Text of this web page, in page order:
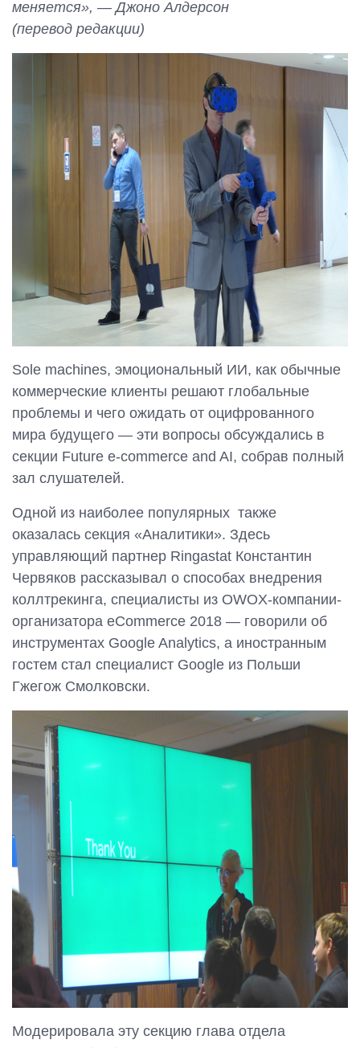
меняется», — Джоно Алдерсон
(перевод редакции)
Sole machines, эмоциональный ИИ, как обычные
коммерческие клиенты решают глобальные
проблемы и чего ожидать от оцифрованного
мира будущего — эти вопросы обсуждались в
секции Future e-commerce and AI, собрав полный
зал слушателей.
Одной из наиболее популярных также
оказалась секция «Аналитики». Здесь
управляющий партнер Ringastat Константин
Червяков рассказывал о способах внедрения
коллтрекинга, специалисты из OWOX-компании-
организатора eCommerce 2018 — говорили об
инструментах Google Analytics, а иностранным
гостем стал специалист Google из Польши
Гжегож Смолковски.
Модерировала эту секцию глава отдела